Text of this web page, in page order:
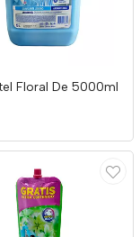
Floral De 5000ml